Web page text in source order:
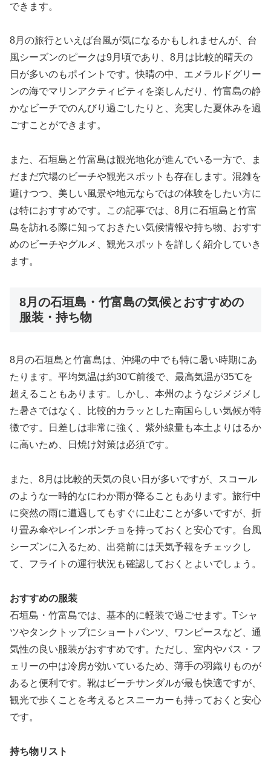
できます。
8月の旅行といえば台風が気になるかもしれませんが、台
風シーズンのピークは9月頃であり、8月は比較的晴天の
日が多いのもポイントです。快晴の中、エメラルドグリー
ンの海でマリンアクティビティを楽しんだり、竹富島の静
かなビーチでのんびり過ごしたりと、充実した夏休みを過
ごすことができます。
また、石垣島と竹富島は観光地化が進んでいる一方で、ま
だまだ穴場のビーチや観光スポットも存在します。混雑を
避けつつ、美しい風景や地元ならではの体験をしたい方に
は特におすすめです。この記事では、8月に石垣島と竹富
島を訪れる際に知っておきたい気候情報や持ち物、おすす
めのビーチやグルメ、観光スポットを詳しく紹介していき
ます。
8月の石垣島・竹富島の気候とおすすめの
服装・持ち物
8月の石垣島と竹富島は、沖縄の中でも特に暑い時期にあ
たります。平均気温は約30℃前後で、最高気温が35℃を
超えることもあります。しかし、本州のようなジメジメし
た暑さではなく、比較的カラッとした南国らしい気候が特
徴です。日差しは非常に強く、紫外線量も本土よりはるか
に高いため、日焼け対策は必須です。
また、8月は比較的天気の良い日が多いですが、スコール
のような一時的なにわか雨が降ることもあります。旅行中
に突然の雨に遭遇してもすぐに止むことが多いですが、折
り畳み傘やレインポンチョを持っておくと安心です。台風
シーズンに入るため、出発前には天気予報をチェックし
て、フライトの運行状況も確認しておくとよいでしょう。
おすすめの服装
石垣島・竹富島では、基本的に軽装で過ごせます。Tシャ
ツやタンクトップにショートパンツ、ワンピースなど、通
気性の良い服装がおすすめです。ただし、室内やバス・フ
ェリーの中は冷房が効いているため、薄手の羽織りものが
あると便利です。靴はビーチサンダルが最も快適ですが、
観光で歩くことを考えるとスニーカーも持っておくと安心
です。
持ち物リスト